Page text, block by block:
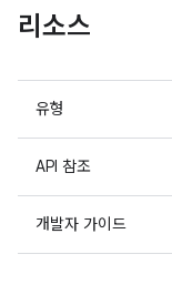
리소스
유형
API 참조
개발자 가이드